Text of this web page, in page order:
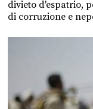
divieto d'espatrio,
di corruzione e